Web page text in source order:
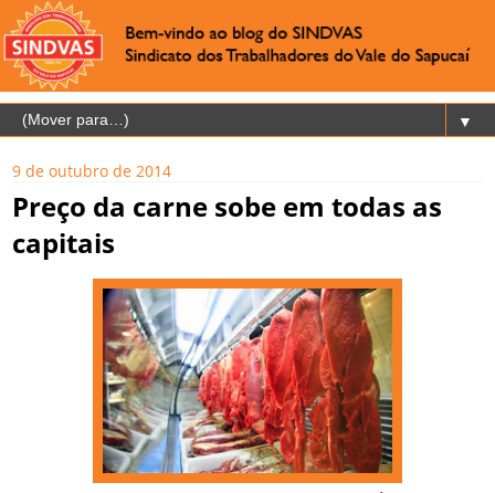
▼
9 de outubro de 2014
Preço da carne sobe em todas as
capitais